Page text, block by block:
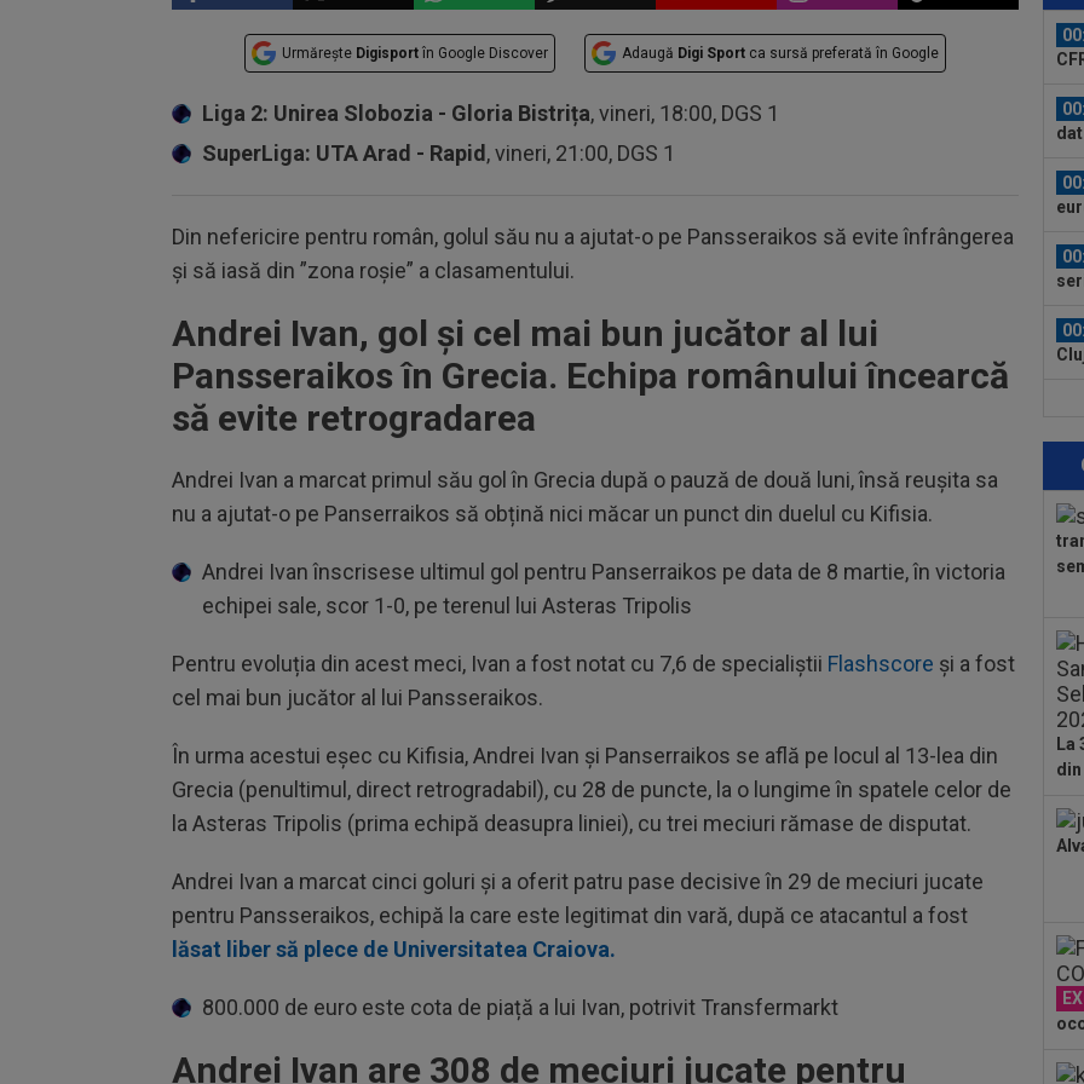
Urmărește Digisport în Google Discover Adaugă Digi Sport ca sursă preferată în Google
Liga 2: Unirea Slobozia - Gloria Bistrița, vineri, 18:00, DGS 1
SuperLiga: UTA Arad - Rapid , vineri, 21:00, DGS 1
Din nefericire pentru român, golul său nu a ajutat-o pe Pansseraikos să evite înfrângerea
și să iasă din ”zona roșie” a clasamentului.
Andrei Ivan, gol și cel mai bun jucător al lui
Pansseraikos în Grecia. Echipa românului încearcă
să evite retrogradarea
Andrei Ivan a marcat primul său gol în Grecia după o pauză de două luni, însă reușita sa
nu a ajutat-o pe Panserraikos să obțină nici măcar un punct din duelul cu Kifisia.
Andrei Ivan înscrisese ultimul gol pentru Panserraikos pe data de 8 martie, în victoria
echipei sale, scor 1-0, pe terenul lui Asteras Tripolis
Pentru evoluția din acest meci, Ivan a fost notat cu 7,6 de specialiștii Flashscore și a fost
cel mai bun jucător al lui Pansseraikos.
În urma acestui eșec cu Kifisia, Andrei Ivan și Panserraikos se află pe locul al 13-lea din
Grecia (penultimul, direct retrogradabil), cu 28 de puncte, la o lungime în spatele celor de
la Asteras Tripolis (prima echipă deasupra liniei), cu trei meciuri rămase de disputat.
Andrei Ivan a marcat cinci goluri și a oferit patru pase decisive în 29 de meciuri jucate
pentru Pansseraikos, echipă la care este legitimat din vară, după ce atacantul a fost
lăsat liber să plece de Universitatea Craiova.
800.000 de euro este cota de piață a lui Ivan, potrivit Transfermarkt
Andrei Ivan are 308 de meciuri jucate pentru
se
pe
ți
La